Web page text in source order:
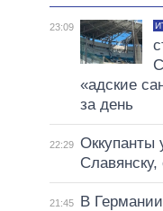
23:09
«адские
за день
22:29 Оккупанты
21:45
В